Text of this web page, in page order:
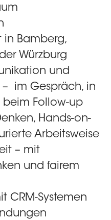
in Bamberg,
Würzburg
und
– im Gespräch, in
Follow-up
Hands-on-
Arbeitsweise
– mit
und fairem
CRM-Systemen